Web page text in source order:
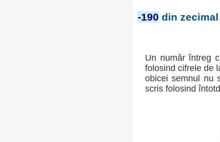
-190 din
Un număr întreg
folosind cifrele de
obicei semnul nu
scris folosind